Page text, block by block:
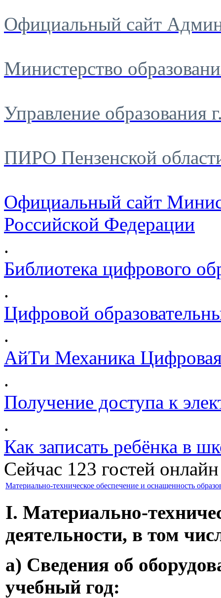
Официальный сайт
Министерство
Управление образования
ПИРО Пензенской
Официальный сайт
Российской Федерации
.
Библиотека цифрового
.
Цифровой
.
АйТи Механика
.
Получение доступа к
.
Как записать ребёнка в
Сейчас 123 гостей онлайн
Материально-техническое обеспечение и оснащенность
I. Материально-
деятельности, в том
а) Сведения об
учебный год: